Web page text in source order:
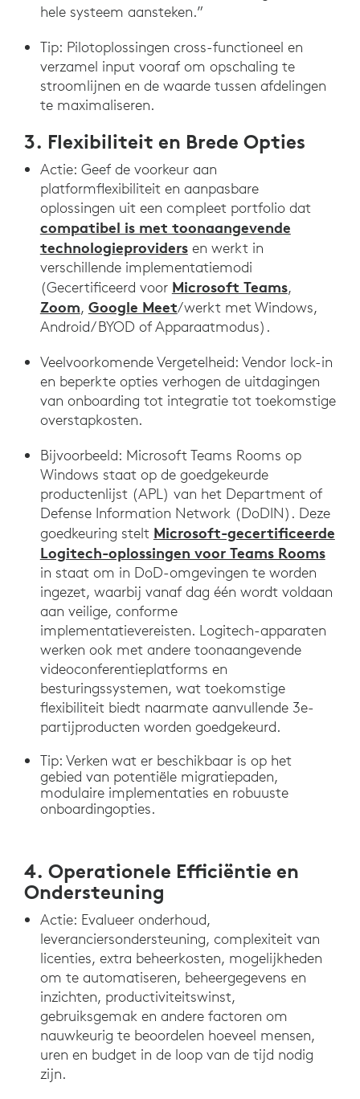
hele systeem aansteken.”
Tip: Pilotoplossingen cross-functioneel en
verzamel input vooraf om opschaling te
stroomlijnen en de waarde tussen afdelingen
te maximaliseren.
3. Flexibiliteit en Brede Opties
Actie: Geef de voorkeur aan
platformflexibiliteit en aanpasbare
oplossingen uit een compleet portfolio dat
compatibel is met toonaangevende
technologieprovidersen werkt in
verschillende implementatiemodi
(Gecertificeerd voor Microsoft Teams,
Zoom, Google Meet/werkt met Windows,
Android/ BYOD of Apparaatmodus).
Veelvoorkomende Vergetelheid: Vendor lock-in
en beperkte opties verhogen de uitdagingen
van onboarding tot integratie tot toekomstige
overstapkosten.
Bijvoorbeeld: Microsoft Teams Rooms op
Windows staat op de goedgekeurde
productenlijst (APL) van het Department of
Defense Information Network (DoDIN). Deze
goedkeuring stelt Microsoft-gecertificeerde
Logitech-oplossingen voor Teams Rooms
in staat om in DoD-omgevingen te worden
ingezet, waarbij vanaf dag één wordt voldaan
aan veilige, conforme
implementatievereisten. Logitech-apparaten
werken ook met andere toonaangevende
videoconferentieplatforms en
besturingssystemen, wat toekomstige
flexibiliteit biedt naarmate aanvullende 3e-
partijproducten worden goedgekeurd.
Tip: Verken wat er beschikbaar is op het
gebied van potentiële migratiepaden,
modulaire implementaties en robuuste
onboardingopties.
4. Operationele Efficiëntie en
Ondersteuning
Actie: Evalueer onderhoud,
leveranciersondersteuning, complexiteit van
licenties, extra beheerkosten, mogelijkheden
om te automatiseren, beheergegevens en
inzichten, productiviteitswinst,
gebruiksgemak en andere factoren om
nauwkeurig te beoordelen hoeveel mensen,
uren en budget in de loop van de tijd nodig
zijn.